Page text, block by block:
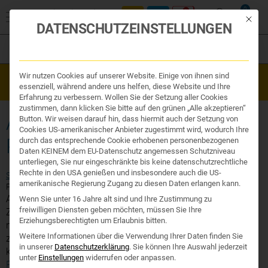
0
Organe & Organ Uhr
Traditionelle Medizin
Nahrungsergänzung
Kosmetik und Hygiene
Ihr Apotheker
Westend Online-Shop: Sicher, schnell und 24/7 für Sie da!
Gratisversand ab €50
AMINOSÄUREN UND
PROTEINE
Start/Produktsuche/Nahrungsergänzung/ Aminosäuren und
Proteine
Aminosäuren sind Bausteine für Proteine und damit unserer
Zellen, sowie von Hormonen und Neurotransmittern. Sie
nehmen Teil an verschiedenen Stoffwechselprozessen, die
zum Beispiel unseren Energiehaushalt regulieren oder
können auch Einfluss auf…Infos zu Aminosäuren und
Proteine
Mit
DATENSCHUTZEINSTELLUNGEN
Wir nutzen Cookies auf unserer Website. Einige von ihnen sind
essenziell, während andere uns helfen, diese Website und Ihre
Erfahrung zu verbessern. Wollen Sie der Setzung aller Cookies
zustimmen, dann klicken Sie bitte auf den grünen „Alle akzeptieren“
Button. Wir weisen darauf hin, dass hiermit auch der Setzung von
Cookies US-amerikanischer Anbieter zugestimmt wird, wodurch Ihre
durch das entsprechende Cookie erhobenen personenbezogenen
Daten KEINEM dem EU-Datenschutz angemessen Schutzniveau
unterliegen, Sie nur eingeschränkte bis keine datenschutzrechtliche
Rechte in den USA genießen und insbesondere auch die US-
amerikanische Regierung Zugang zu diesen Daten erlangen kann.
Wenn Sie unter 16 Jahre alt sind und Ihre Zustimmung zu
freiwilligen Diensten geben möchten, müssen Sie Ihre
Erziehungsberechtigten um Erlaubnis bitten.
Weitere Informationen über die Verwendung Ihrer Daten finden Sie
in unserer Datenschutzerklärung. Sie können Ihre Auswahl jederzeit
unter Einstellungen widerrufen oder anpassen.